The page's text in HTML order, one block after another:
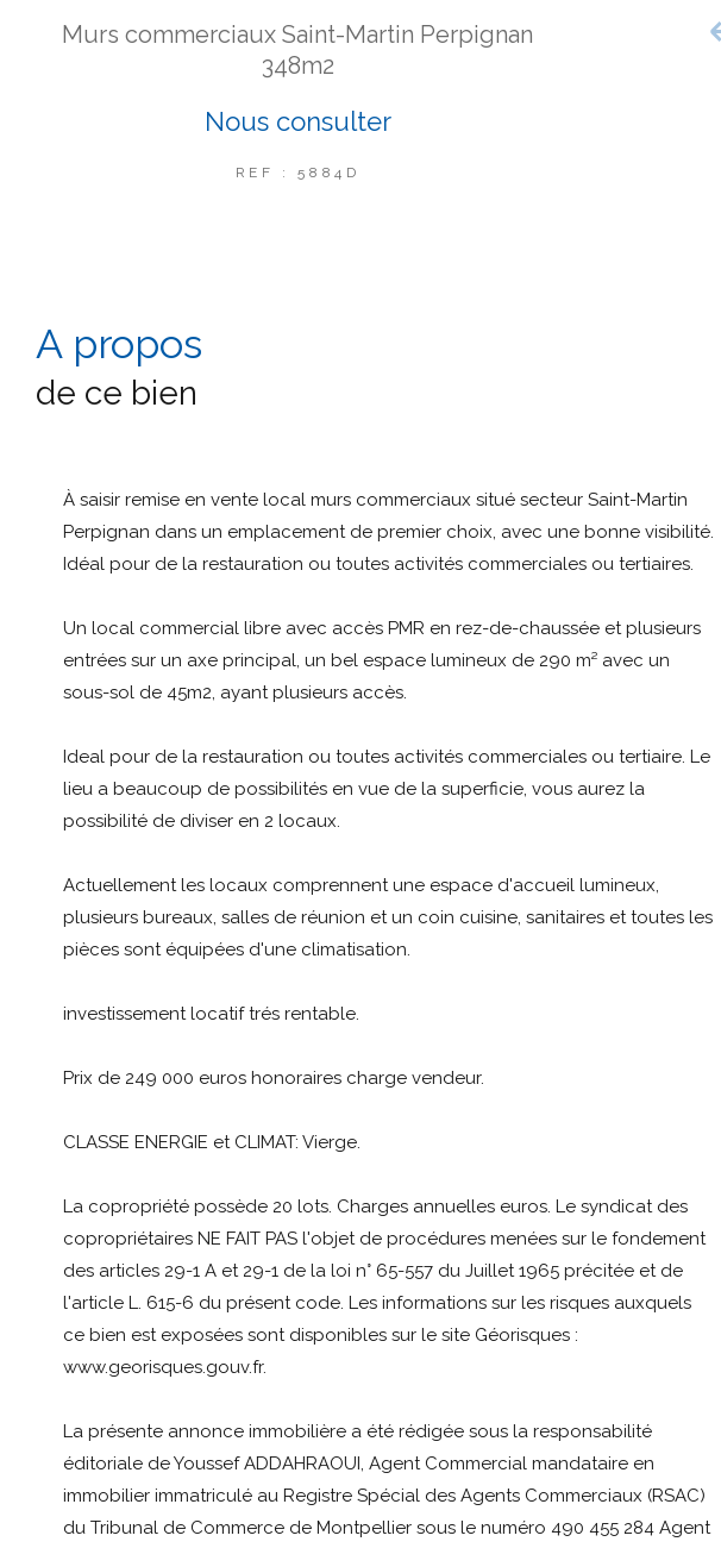
Murs commerciaux Saint-Martin Perpignan
348m2
Nous consulter
REF : 5884D
a propos
de ce bien
À saisir remise en vente local murs commerciaux situé secteur Saint-Martin
Perpignan dans un emplacement de premier choix, avec une bonne visibilité.
Idéal pour de la restauration ou toutes activités commerciales ou tertiaires.
Un local commercial libre avec accès PMR en rez-de-chaussée et plusieurs
entrées sur un axe principal, un bel espace lumineux de 290 m² avec un
sous-sol de 45m2, ayant plusieurs accès.
Ideal pour de la restauration ou toutes activités commerciales ou tertiaire. Le
lieu a beaucoup de possibilités en vue de la superficie, vous aurez la
possibilité de diviser en 2 locaux.
Actuellement les locaux comprennent une espace d'accueil lumineux,
plusieurs bureaux, salles de réunion et un coin cuisine, sanitaires et toutes les
pièces sont équipées d'une climatisation.
investissement locatif trés rentable.
Prix de 249 000 euros honoraires charge vendeur.
CLASSE ENERGIE et CLIMAT: Vierge.
La copropriété possède 20 lots. Charges annuelles euros. Le syndicat des
copropriétaires NE FAIT PAS l'objet de procédures menées sur le fondement
des articles 29-1 A et 29-1 de la loi n° 65-557 du Juillet 1965 précitée et de
l'article L. 615-6 du présent code. Les informations sur les risques auxquels
ce bien est exposées sont disponibles sur le site Géorisques :
www.georisques.gouv.fr.
La présente annonce immobilière a été rédigée sous la responsabilité
éditoriale de Youssef ADDAHRAOUI, Agent Commercial mandataire en
immobilier immatriculé au Registre Spécial des Agents Commerciaux (RSAC)
du Tribunal de Commerce de Montpellier sous le numéro 490 455 284 Agent